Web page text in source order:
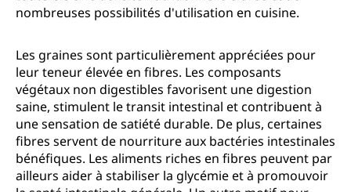
nombreuses possibilités d'utilisation en cuisine.
Les graines sont particulièrement appréciées pour
leur teneur élevée en fibres. Les composants
végétaux non digestibles favorisent une digestion
saine, stimulent le transit intestinal et contribuent à
une sensation de satiété durable. De plus, certaines
fibres servent de nourriture aux bactéries intestinales
bénéfiques. Les aliments riches en fibres peuvent par
ailleurs aider à stabiliser la glycémie et à promouvoir